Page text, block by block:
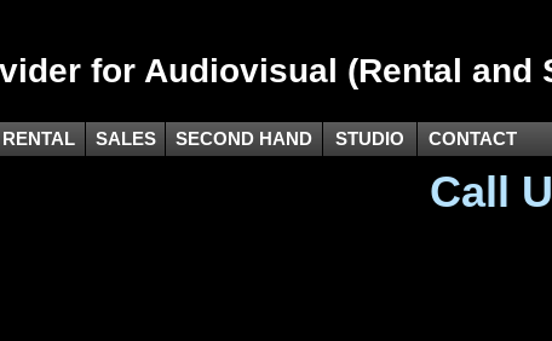
RENTAL SALES SECOND HAND STUDIO CONTACT
Call Us :
for Audiovisual (Rental and